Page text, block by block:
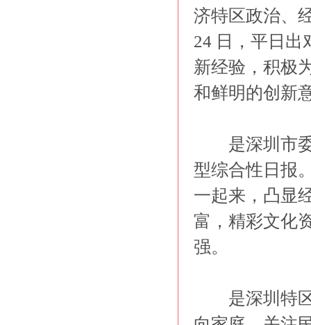
济特区政治、
24 日，平日出
新经验，积极
和鲜明的创新
是深圳市委
型综合性日报
一起来，凸显
富，精彩文化
强。
是深圳特区